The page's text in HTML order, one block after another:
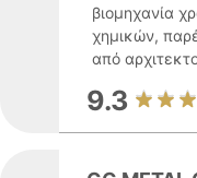
βιομηχανία
χημικών,
από
9.3